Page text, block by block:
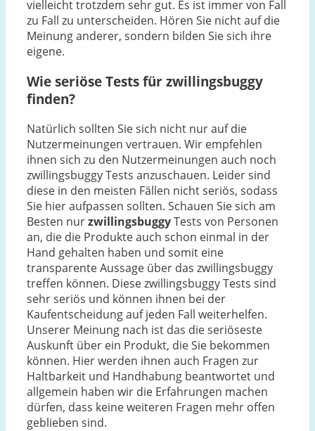
vielleicht trotzdem sehr gut. Es ist immer von Fall
zu Fall zu unterscheiden. Hören Sie nicht auf die
Meinung anderer, sondern bilden Sie sich ihre
eigene.
Wie seriöse Tests für zwillingsbuggy
finden?
Natürlich sollten Sie sich nicht nur auf die
Nutzermeinungen vertrauen. Wir empfehlen
ihnen sich zu den Nutzermeinungen auch noch
zwillingsbuggy Tests anzuschauen. Leider sind
diese in den meisten Fällen nicht seriös, sodass
Sie hier aufpassen sollten. Schauen Sie sich am
Besten nurzwillingsbuggyTests von Personen
an, die die Produkte auch schon einmal in der
Hand gehalten haben und somit eine
transparente Aussage über das zwillingsbuggy
treffen können. Diese zwillingsbuggy Tests sind
sehr seriös und können ihnen bei der
Kaufentscheidung auf jeden Fall weiterhelfen.
Unserer Meinung nach ist das die seriöseste
Auskunft über ein Produkt, die Sie bekommen
können. Hier werden ihnen auch Fragen zur
Haltbarkeit und Handhabung beantwortet und
allgemein haben wir die Erfahrungen machen
dürfen, dass keine weiteren Fragen mehr offen
geblieben sind.